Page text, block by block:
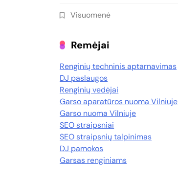
Visuomenė
Remėjai
Renginių techninis aptarnavimas
DJ paslaugos
Renginių vedėjai
Garso aparatūros nuoma Vilniuje
Garso nuoma Vilniuje
SEO straipsniai
SEO straipsnių talpinimas
DJ pamokos
Garsas renginiams